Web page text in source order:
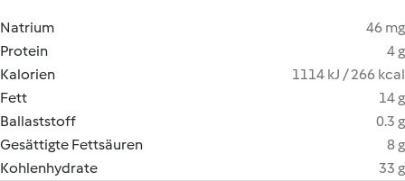
Natrium
46 mg
Protein
4 g
Kalorien
1114 kJ / 266 kcal
Fett
14 g
Ballaststoff
0.3 g
Gesättigte Fettsäuren
8 g
Kohlenhydrate
33 g